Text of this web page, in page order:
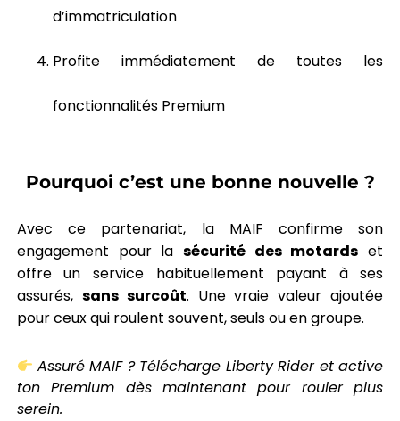
d’immatriculation
Profite immédiatement de toutes les
fonctionnalités Premium
Pourquoi c’est une bonne nouvelle ?
Avec ce partenariat, la MAIF confirme son
engagement pour la sécurité des motards et
offre un service habituellement payant à ses
assurés, sans surcoût. Une vraie valeur ajoutée
pour ceux qui roulent souvent, seuls ou en groupe.
Assuré MAIF ? Télécharge Liberty Rider et active
ton Premium dès maintenant pour rouler plus
serein.